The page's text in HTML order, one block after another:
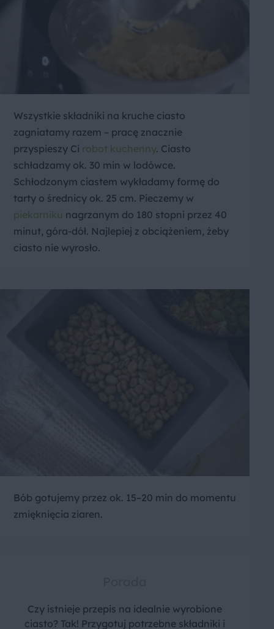
Wszystkie składniki na kruche ciasto
zagniatamy razem – pracę znacznie
przyspieszy Ci robot kuchenny. Ciasto
schładzamy ok. 30 min w lodówce.
Schłodzonym ciastem wykładamy formę do
tarty o średnicy ok. 25 cm. Pieczemy w
piekarniku nagrzanym do 180 stopni przez 40
minut, góra-dół. Najlepiej z obciążeniem, żeby
ciasto nie wyrosło.
Bób gotujemy przez ok. 15–20 min do momentu
zmięknięcia ziaren.
Czy istnieje przepis na idealnie wyrobione
ciasto? Tak! Przygotuj potrzebne składniki i